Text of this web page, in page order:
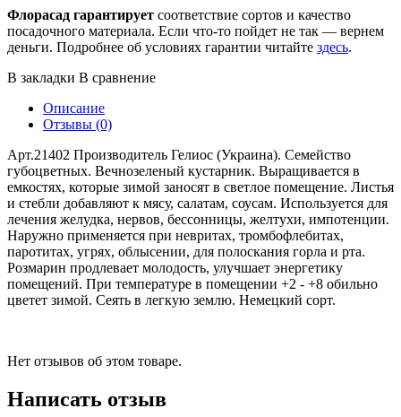
Флорасад гарантирует соответствие сортов и качество
посадочного материала. Если что-то пойдет не так — вернем
деньги. Подробнее об условиях гарантии читайте здесь.
В закладки В сравнение
Описание
Отзывы (0)
Арт.21402 Производитель Гелиос (Украина). Семейство
губоцветных. Вечнозеленый кустарник. Выращивается в
емкостях, которые зимой заносят в светлое помещение. Листья
и стебли добавляют к мясу, салатам, соусам. Используется для
лечения желудка, нервов, бессонницы, желтухи, импотенции.
Наружно применяется при невритах, тромбофлебитах,
паротитах, угрях, облысении, для полоскания горла и рта.
Розмарин продлевает молодость, улучшает энергетику
помещений. При температуре в помещении +2 - +8 обильно
цветет зимой. Сеять в легкую землю. Немецкий сорт.
Нет отзывов об этом товаре.
Написать отзыв